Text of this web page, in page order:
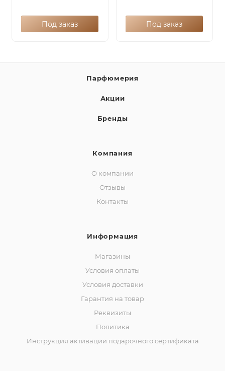
Под заказ Под заказ
Парфюмерия
Акции
Бренды
Компания
О компании
Отзывы
Контакты
Информация
Магазины
Условия оплаты
Условия доставки
Гарантия на товар
Реквизиты
Политика
Инструкция активации подарочного сертификата